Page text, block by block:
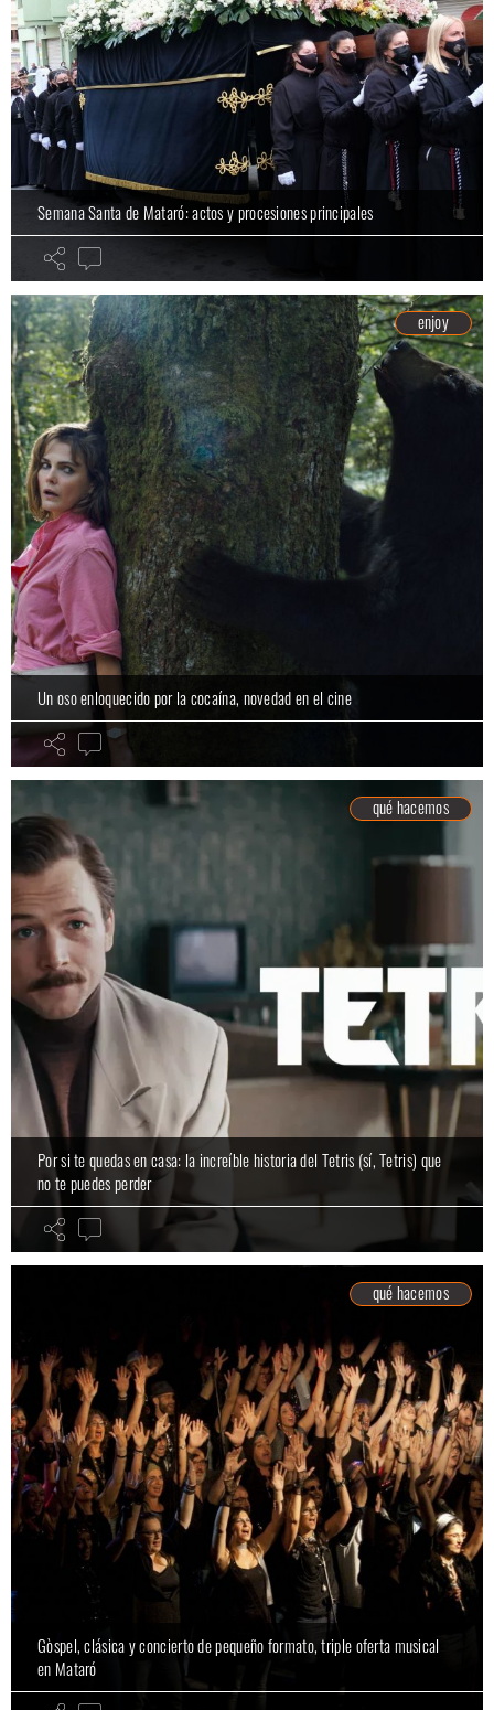
Semana Santa de Mataró: actos y procesiones principales
enjoy
Un oso enloquecido por la cocaína, novedad en el cine
qué hacemos
Por si te quedas en casa: la increíble historia del Tetris (sí, Tetris) que
no te puedes perder
qué hacemos
Gòspel, clásica y concierto de pequeño formato, triple oferta musical
en Mataró